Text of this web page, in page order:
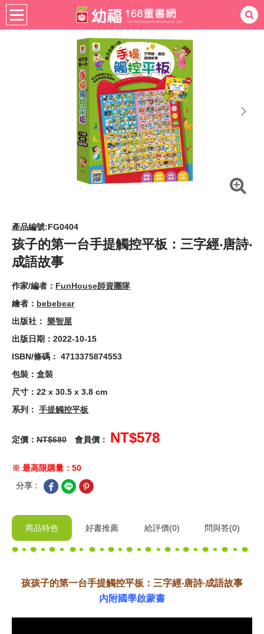
熱門：忍者兔ㄅㄆㄇ學習
手指按按拼圖練習本
3D立體書繪本讀本
書籍分齡 適用年齡 4-6歲
next
產品編號:FG0404
孩子的第一台手提觸控平板：三字經‧唐詩‧
成語故事
作家/編者： FunHouse師資團隊
繪者： bebebear
出版社： 樂智屋
出版日期：2022-10-15
ISBN/條碼： 4713375874553
包裝：盒裝
尺寸：22 x 30.5 x 3.8 cm
系列： 手提觸控平板
定價： NT$680 會員價： NT$578
※ 最高限購量：50
分享 :
商品特色 好書推薦 給評價(0) 問與答(0)
孩孩子的第一台手提觸控平板：三字經‧唐詩‧成語故事
內附國學啟蒙書